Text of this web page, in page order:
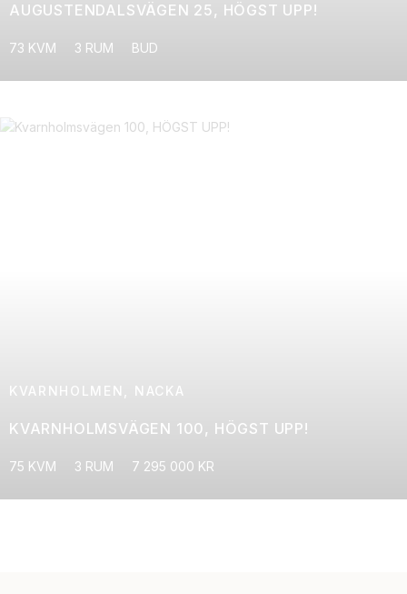
AUGUSTENDALSVÄGEN 25, HÖGST UPP!
73 KVM 3 RUM BUD
KVARNHOLMEN, NACKA
KVARNHOLMSVÄGEN 100, HÖGST UPP!
75 KVM 3 RUM 7 295 000 KR